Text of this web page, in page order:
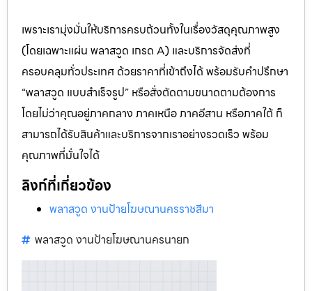
เพราะเรามุ่งมั่นให้บริการครบถ้วนทั้งในเรื่องวัสดุคุณภาพสูง
(โดยเฉพาะแผ่น พลาสวูด เกรด A) และบริการจัดส่งที่
ครอบคลุมทั่วประเทศ ด้วยราคาที่เข้าถึงได้ พร้อมรับคำปรึกษา
“พลาสวูด แบบสำเร็จรูป” หรือสั่งตัดตามขนาดตามต้องการ
โดยไม่ว่าคุณอยู่ภาคกลาง ภาคเหนือ ภาคอีสาน หรือภาคใต้ ก็
สามารถได้รับสินค้าและบริการจากเราอย่างรวดเร็ว พร้อม
คุณภาพที่มั่นใจได้
ลิงก์ที่เกี่ยวข้อง
พลาสวูด งานป้ายโฆษณานครราชสีมา
พลาสวูด งานป้ายโฆษณานครนายก